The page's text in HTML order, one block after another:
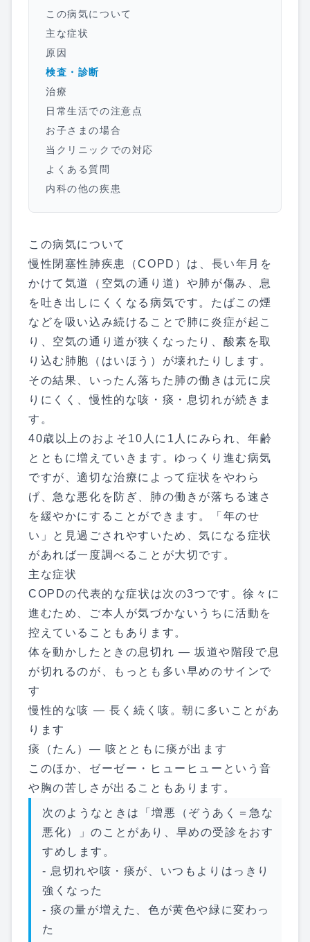
この病気について
主な症状
原因
検査・診断
治療
日常生活での注意点
お子さまの場合
当クリニックでの対応
よくある質問
内科の他の疾患
この病気について
慢性閉塞性肺疾患（COPD）は、長い年月を
かけて気道（空気の通り道）や肺が傷み、息
を吐き出しにくくなる病気です。たばこの煙
などを吸い込み続けることで肺に炎症が起こ
り、空気の通り道が狭くなったり、酸素を取
り込む肺胞（はいほう）が壊れたりします。
その結果、いったん落ちた肺の働きは元に戻
りにくく、慢性的な咳・痰・息切れが続きま
す。
40歳以上のおよそ10人に1人にみられ、年齢
とともに増えていきます。ゆっくり進む病気
ですが、適切な治療によって症状をやわら
げ、急な悪化を防ぎ、肺の働きが落ちる速さ
を緩やかにすることができます。「年のせ
い」と見過ごされやすいため、気になる症状
があれば一度調べることが大切です。
主な症状
COPDの代表的な症状は次の3つです。徐々に
進むため、ご本人が気づかないうちに活動を
控えていることもあります。
体を動かしたときの息切れ — 坂道や階段で息
が切れるのが、もっとも多い早めのサインで
す
慢性的な咳 — 長く続く咳。朝に多いことがあ
ります
痰（たん）— 咳とともに痰が出ます
このほか、ゼーゼー・ヒューヒューという音
や胸の苦しさが出ることもあります。
次のようなときは「増悪（ぞうあく＝急な
悪化）」のことがあり、早めの受診をおす
すめします。
- 息切れや咳・痰が、いつもよりはっきり
強くなった
- 痰の量が増えた、色が黄色や緑に変わっ
た